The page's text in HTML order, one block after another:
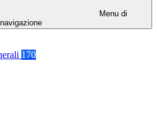
Menu di
navigazione
170